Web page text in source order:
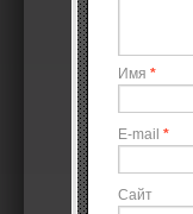
Имя *
E-mail *
Сайт